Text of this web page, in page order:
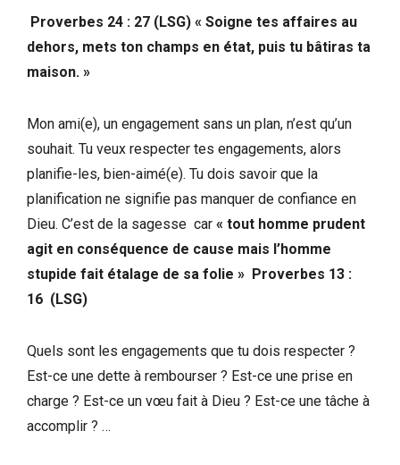
Proverbes 24 : 27 (LSG) « Soigne tes affaires au
dehors, mets ton champs en état, puis tu bâtiras ta
maison. »
Mon ami(e), un engagement sans un plan, n’est qu’un
souhait. Tu veux respecter tes engagements, alors
planifie-les, bien-aimé(e). Tu dois savoir que la
planification ne signifie pas manquer de confiance en
Dieu. C’est de la sagesse car « tout homme prudent
agit en conséquence de cause mais l’homme
stupide fait étalage de sa folie » Proverbes 13 :
16 (LSG)
Quels sont les engagements que tu dois respecter ?
Est-ce une dette à rembourser ? Est-ce une prise en
charge ? Est-ce un vœu fait à Dieu ? Est-ce une tâche à
accomplir ? …